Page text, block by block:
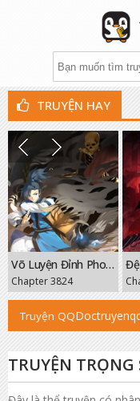
THỂ LOẠI
XẾP HẠNG
TÌM TRUYỆN
THEO DÕI
GROUP
FANPAGE
TRUYỆN HAY
Võ Luyện Đỉnh Phong
Chapter 3824
Truyện QQ
TRUYỆN TRỌNG